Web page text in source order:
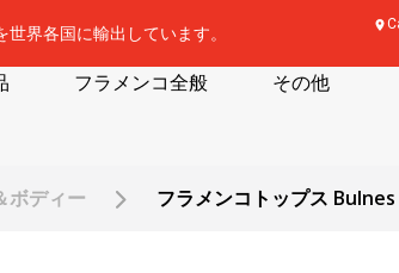
界各国に輸出しています。
フラメンコ全般 その他
ボディー フラメンコトップス